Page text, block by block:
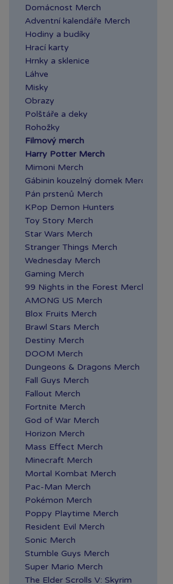
Domácnost Merch
Adventní kalendáře Merch
Hodiny a budíky
Hrací karty
Hrnky a sklenice
Láhve
Misky
Obrazy
Polštáře a deky
Rohožky
Filmový merch
Harry Potter Merch
Mimoni Merch
Gábinin kouzelný domek Merch
Pán prstenů Merch
KPop Demon Hunters
Toy Story Merch
Star Wars Merch
Stranger Things Merch
Wednesday Merch
Gaming Merch
99 Nights in the Forest Merch
AMONG US Merch
Blox Fruits Merch
Brawl Stars Merch
Destiny Merch
DOOM Merch
Dungeons & Dragons Merch
Fall Guys Merch
Fallout Merch
Fortnite Merch
God of War Merch
Horizon Merch
Mass Effect Merch
Minecraft Merch
Mortal Kombat Merch
Pac-Man Merch
Pokémon Merch
Poppy Playtime Merch
Resident Evil Merch
Sonic Merch
Stumble Guys Merch
Super Mario Merch
The Elder Scrolls V: Skyrim